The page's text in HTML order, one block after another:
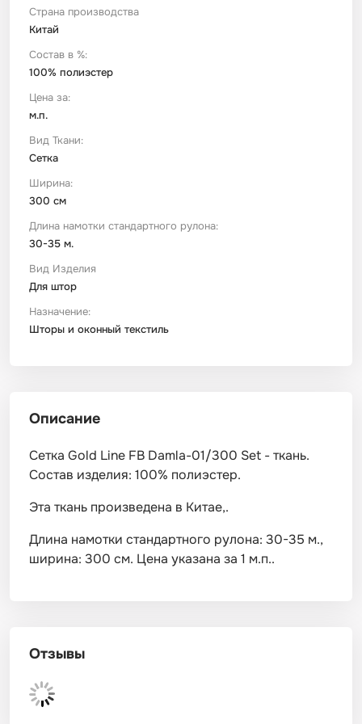
Страна производства
Китай
Состав в %:
100% полиэстер
Цена за:
м.п.
Вид Ткани:
Сетка
Ширина:
300 см
Длина намотки стандартного рулона:
30-35 м.
Вид Изделия
Для штор
Назначение:
Шторы и оконный текстиль
Описание
Сетка Gold Line FB Damla-01/300 Set - ткань.
Состав изделия: 100% полиэстер.
Эта ткань произведена в Китае,.
Длина намотки стандартного рулона: 30-35 м.,
ширина: 300 см. Цена указана за 1 м.п..
Отзывы
Штапель